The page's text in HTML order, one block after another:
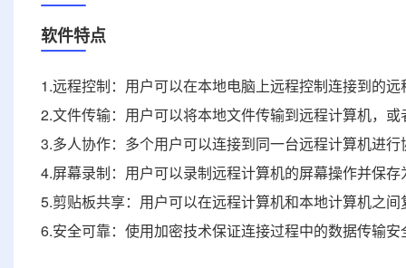
软件特点
1.远程控制：用户可以在本地电脑上远程控制连接到的远
2.文件传输：用户可以将本地文件传输到远程计算机，
3.多人协作：多个用户可以连接到同一台远程计算机进
4.屏幕录制：用户可以录制远程计算机的屏幕操作并保存
5.剪贴板共享：用户可以在远程计算机和本地计算机之
6.安全可靠：使用加密技术保证连接过程中的数据传输安